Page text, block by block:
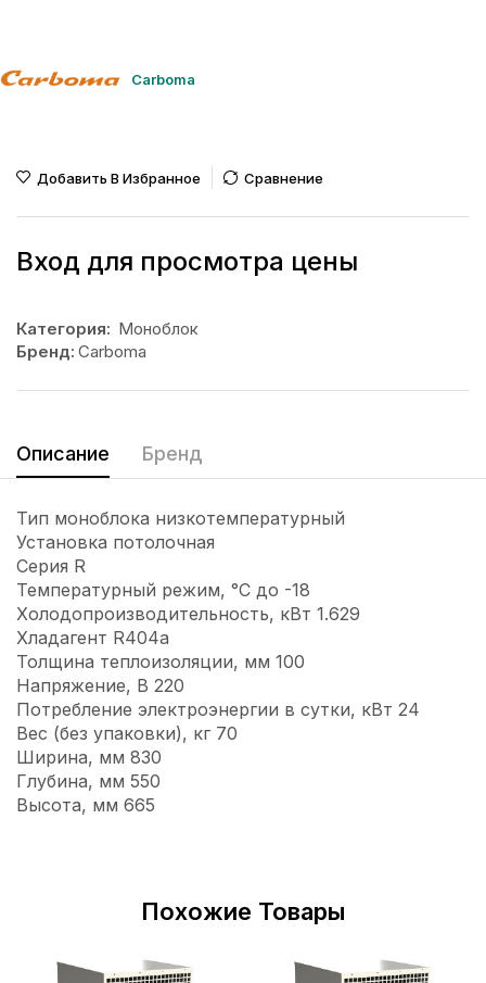
Carboma
Добавить В Избранное Сравнение
Вход для просмотра цены
Категория: Моноблок
Бренд: Carboma
Описание Бренд
Тип моноблока низкотемпературный
Установка потолочная
Серия R
Температурный режим, °C до -18
Холодопроизводительность, кВт 1.629
Хладагент R404a
Толщина теплоизоляции, мм 100
Напряжение, В 220
Потребление электроэнергии в сутки, кВт 24
Вес (без упаковки), кг 70
Ширина, мм 830
Глубина, мм 550
Высота, мм 665
Похожие Товары